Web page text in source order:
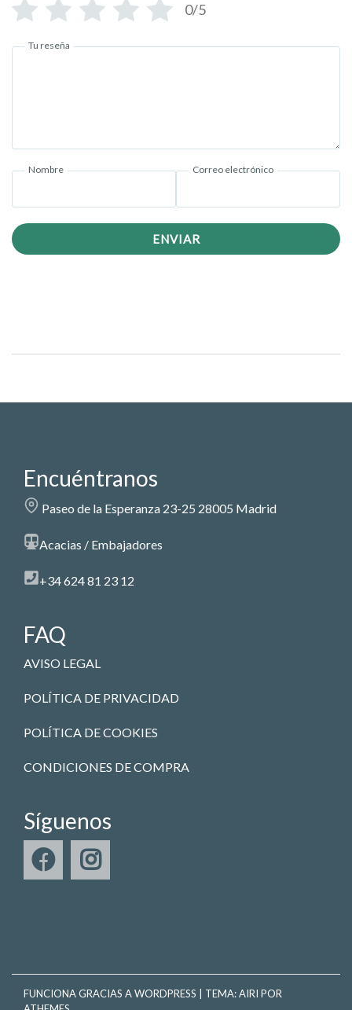
0/5
Tu reseña
Nombre Correo electrónico
ENVIAR
Encuéntranos
Paseo de la Esperanza 23-25 28005 Madrid
Acacias / Embajadores
+34 624 81 23 12
FAQ
AVISO LEGAL
POLÍTICA DE PRIVACIDAD
POLÍTICA DE COOKIES
CONDICIONES DE COMPRA
Síguenos
FUNCIONA GRACIAS A WORDPRESS TEMA:AIRI POR